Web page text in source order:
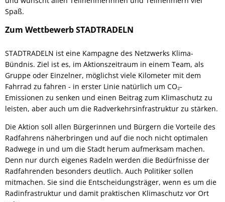
Spaß.
Zum Wettbewerb STADTRADELN
STADTRADELN ist eine Kampagne des Netzwerks Klima-
Bündnis. Ziel ist es, im Aktionszeitraum in einem Team, als
Gruppe oder Einzelner, möglichst viele Kilometer mit dem
Fahrrad zu fahren - in erster Linie natürlich um CO₂-
Emissionen zu senken und einen Beitrag zum Klimaschutz zu
leisten, aber auch um die Radverkehrsinfrastruktur zu stärken.
Die Aktion soll allen Bürgerinnen und Bürgern die Vorteile des
Radfahrens näherbringen und auf die noch nicht optimalen
Radwege in und um die Stadt herum aufmerksam machen.
Denn nur durch eigenes Radeln werden die Bedürfnisse der
Radfahrenden besonders deutlich. Auch Politiker sollen
mitmachen. Sie sind die Entscheidungsträger, wenn es um die
Radinfrastruktur und damit praktischen Klimaschutz vor Ort